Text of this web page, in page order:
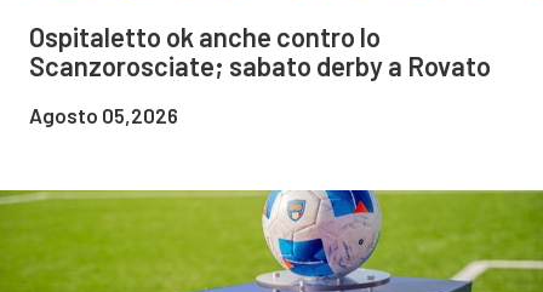
Ospitaletto ok anche contro lo
Scanzorosciate; sabato derby a Rovato
Agosto 05,2026